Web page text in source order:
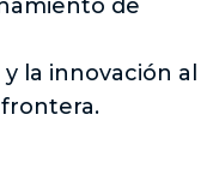
de
la innovación al